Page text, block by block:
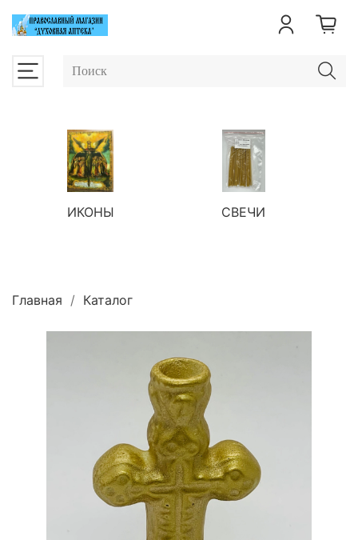
ИКОНЫ СВЕЧИ
Главная Каталог